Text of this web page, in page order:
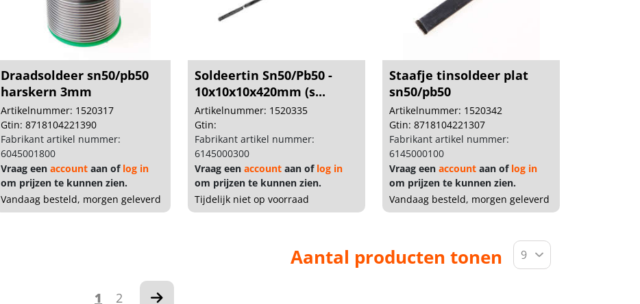
Draadsoldeer sn50/pb50
harskern 3mm
Artikelnummer: 1520317
Gtin: 8718104221390
Fabrikant artikel nummer:
6045001800
Vraag een accountaan of log in
om prijzen te kunnen zien.
Vandaag besteld, morgen geleverd
Soldeertin Sn50/Pb50 -
10x10x10x420mm (s...
Artikelnummer: 1520335
Gtin:
Fabrikant artikel nummer:
6145000300
Vraag eenaccount aan of log in
om prijzen te kunnen zien.
Tijdelijk niet op voorraad
Staafje tinsoldeer plat
sn50/pb50
Artikelnummer: 1520342
Gtin: 8718104221307
Fabrikant artikel nummer:
6145000100
Vraag eenaccount aan of log in
om prijzen te kunnen zien.
Vandaag besteld, morgen geleverd
1 2
Aantal producten tonen